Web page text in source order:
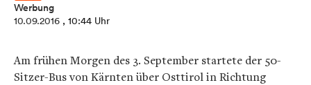
Werbung
10.09.2016 , 10:44 Uhr
Am frühen Morgen des 3. September startete der 50-
Sitzer-Bus von Kärnten über Osttirol in Richtung